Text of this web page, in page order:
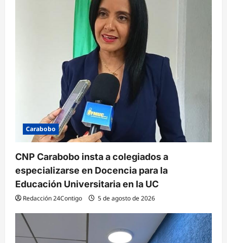
Carabobo
CNP Carabobo insta a colegiados a
especializarse en Docencia para la
Educación Universitaria en la UC
Redacción 24Contigo 5 de agosto de 2026